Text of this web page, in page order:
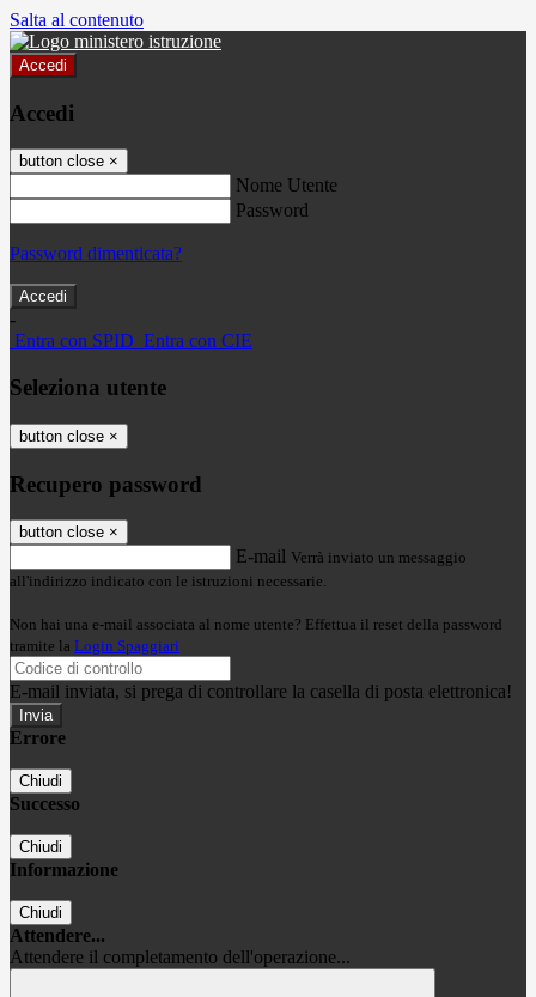
Salta al contenuto
Accedi
Accedi
button close ×
Nome Utente
Password
Password dimenticata?
-
Entra con SPID Entra con CIE
Seleziona utente
button close ×
Recupero password
button close ×
E-mail Verrà inviato un messaggio
all'indirizzo indicato con le istruzioni necessarie.
Non hai una e-mail associata al nome utente? Effettua il reset della password
tramite la Login Spaggiari
E-mail inviata, si prega di controllare la casella di posta elettronica!
Errore
Chiudi
Successo
Chiudi
Informazione
Chiudi
Attendere...
Attendere il completamento dell'operazione...